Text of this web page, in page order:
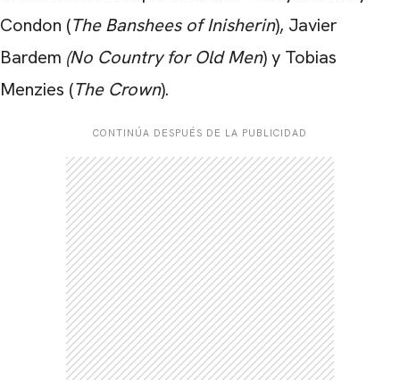
Condon (The Banshees of Inisherin), Javier
Bardem (No Country for Old Men) y Tobias
Menzies (The Crown).
CONTINÚA DESPUÉS DE LA PUBLICIDAD
CARREGANDO PUBLICIDADE